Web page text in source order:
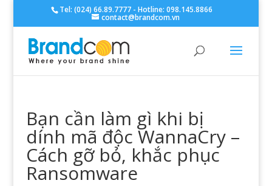
Tel: (024) 66.89.7777 - Hotline: 098.145.8866
contact@brandcom.vn
Bạn cần làm gì khi bị
dính mã độc WannaCry –
Cách gỡ bỏ, khắc phục
Ransomware